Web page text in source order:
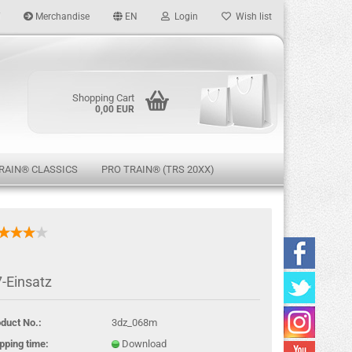
Merchandise EN Login
password?
Wish list
Shopping Cart
0,00 EUR
CLASSICS PRO TRAIN® (TRS 20XX)
Einsatz
No.:
3dz_068m
time:
Download